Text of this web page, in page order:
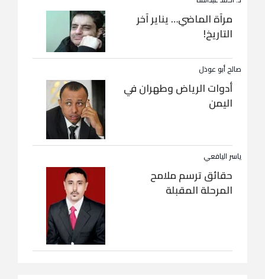
مرآة الماضي… يناير آخر
التاريخ!
صالح أبو عوذل
أدوات الرياض وطهران في
اليمن
ياسر اليافعي
حقائق ترسم ملامح
المرحلة المقبلة